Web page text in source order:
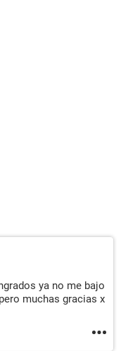
ya no me bajo
muchas gracias x